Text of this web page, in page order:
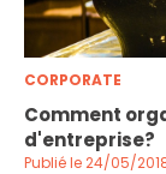
CORPORATE
Comment
d'entreprise?
Publié le 24/05/